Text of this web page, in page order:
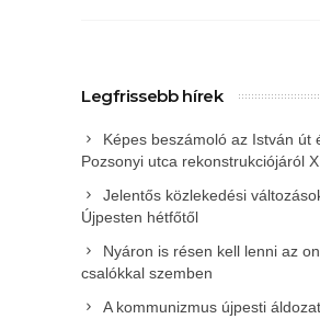
Legfrissebb hírek
Képes beszámoló az István út
Pozsonyi utca rekonstrukciójáról X.
Jelentős közlekedési
Újpesten hétfőtől
Nyáron is résen kell lenni az
csalókkal szemben
A kommunizmus újpesti